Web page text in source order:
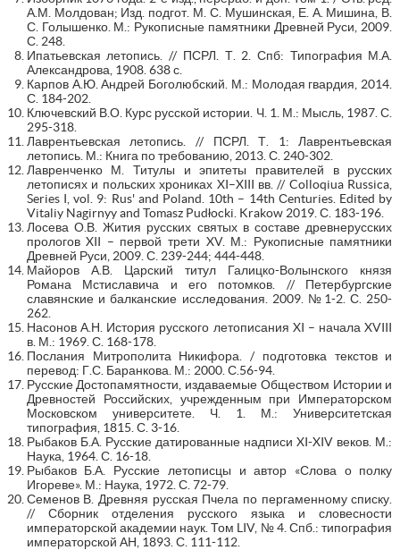
А.М. Молдован; Изд. подгот. М. С. Мушинская, Е. А. Мишина, В.
С. Голышенко. М.: Рукописные памятники Древней Руси, 2009.
С. 248.
Ипатьевская летопись. // ПСРЛ. Т. 2. Спб: Типография М.А.
Александрова, 1908. 638 с.
Карпов А.Ю. Андрей Боголюбский. М.: Молодая гвардия, 2014.
С. 184-202.
Ключевский В.О. Курс русской истории. Ч. 1. М.: Мысль, 1987. С.
295-318.
Лаврентьевская летопись. // ПСРЛ. Т. 1: Лаврентьевская
летопись. М.: Книга по требованию, 2013. С. 240-302.
Лавренченко М. Титулы и эпитеты правителей в русских
летописях и польских хрониках XI–XIII вв. // Colloqiua Russica,
Series I, vol. 9: Rus' and Poland. 10th – 14th Сenturies. Edited by
Vitaliy Nagirnyy and Tomasz Pudłocki. Krakow 2019. С. 183-196.
Лосева О.В. Жития русских святых в составе древнерусских
прологов XII – первой трети XV. М.: Рукописные памятники
Древней Руси, 2009. С. 239-244; 444-448.
Майоров А.В. Царский титул Галицко-Волынского князя
Романа Мстиславича и его потомков. // Петербургские
славянские и балканские исследования. 2009. №1-2. С. 250-
262.
Насонов А.Н. История русского летописания XI – начала XVIII
в. М.: 1969. С. 168-178.
Послания Митрополита Никифора. / подготовка текстов и
перевод: Г.С. Баранкова. М.: 2000. С.56-94.
Русские Достопамятности, издаваемые Обществом Истории и
Древностей Российских, учрежденным при Императорском
Московском университете. Ч. 1. М.: Университетская
типография, 1815. С. 3-16.
Рыбаков Б.А. Русские датированные надписи XI-XIV веков. М.:
Наука, 1964. С. 16-18.
Рыбаков Б.А. Русские летописцы и автор «Слова о полку
Игореве». М.: Наука, 1972. С. 72-79.
Семенов В. Древняя русская Пчела по пергаменному списку.
// Сборник отделения русского языка и словесности
императорской академии наук. Том LIV, № 4. Спб.: типография
императорской АН, 1893. С. 111-112.